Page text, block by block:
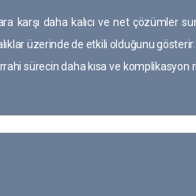
karşı daha kalıcı ve net çözümler
üzerinde de etkili olduğunu
sürecin daha kısa ve komplikasyon